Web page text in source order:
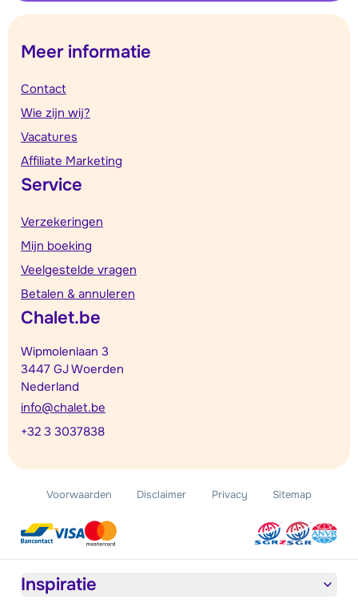
Meer informatie
Contact
Wie zijn wij?
Vacatures
Affiliate Marketing
Service
Verzekeringen
Mijn boeking
Veelgestelde vragen
Betalen & annuleren
Chalet.be
Wipmolenlaan 3
3447 GJ Woerden
Nederland
info@chalet.be
+32 3 3037838
Voorwaarden Disclaimer Privacy Sitemap
Inspiratie